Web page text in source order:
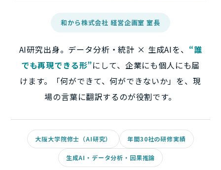
和から株式会社 経営企画室 室長
AI研究出身。データ分析・統計 × 生成AIを、 “誰
でも再現できる形”にして、企業にも個人にも届
けます。「何ができて、何ができないか」を、現
場の言葉に翻訳するのが役割です。
大阪大学院修士（AI研究） 年間30社の研修実績
生成AI・データ分析・因果推論